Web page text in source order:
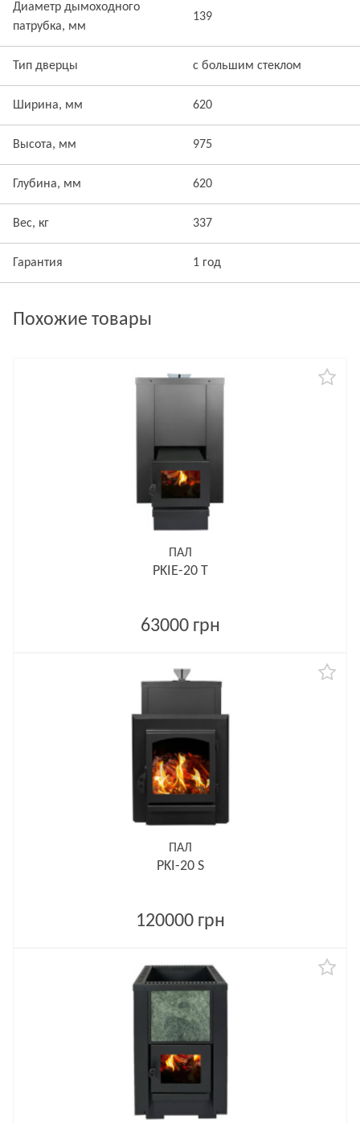
Диаметр дымоходного
патрубка, мм
139
Тип дверцы с большим стеклом
Ширина, мм 620
Высота, мм 975
Глубина, мм 620
Вес, кг 337
Гарантия 1 год
Похожие товары
ПАЛ
PKIE-20 T
63000 грн
ПАЛ
PKI-20 S
120000 грн